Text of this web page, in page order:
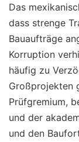
Das
dass strenge
Bauaufträge
Korruption
häufig zu
Großprojekten
Prüfgremium,
und der
und den